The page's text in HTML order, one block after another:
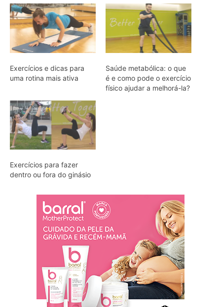
Exercícios e dicas para
uma rotina mais ativa
Saúde metabólica: o que
é e como pode o exercício
físico ajudar a melhorá-la?
Exercícios para fazer
dentro ou fora do ginásio